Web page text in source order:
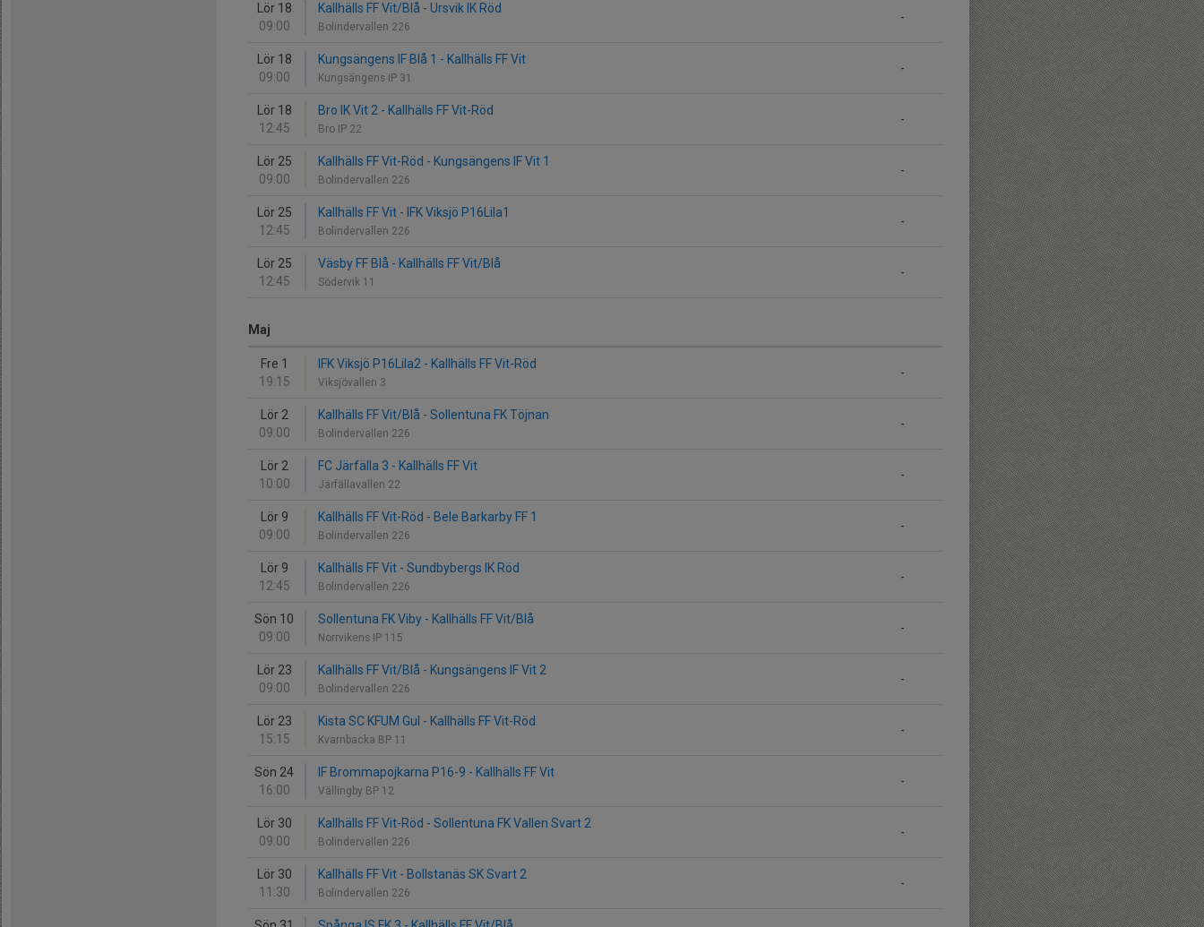
Lör 18
09:00
-
Kallhälls FF Vit/Blå - Ursvik IK Röd
Bolindervallen 226
Lör 18
09:00
-
Kungsängens IF Blå 1 - Kallhälls FF Vit
Kungsängens IP 31
Lör 18
12:45
-
Bro IK Vit 2 - Kallhälls FF Vit-Röd
Bro IP 22
Lör 25
09:00
-
Kallhälls FF Vit-Röd - Kungsängens IF Vit 1
Bolindervallen 226
Lör 25
12:45
-
Kallhälls FF Vit - IFK Viksjö P16Lila1
Bolindervallen 226
Lör 25
12:45
-
Väsby FF Blå - Kallhälls FF Vit/Blå
Södervik 11
Maj
Fre 1
19:15
-
IFK Viksjö P16Lila2 - Kallhälls FF Vit-Röd
Viksjövallen 3
Lör 2
09:00
-
Kallhälls FF Vit/Blå - Sollentuna FK Töjnan
Bolindervallen 226
Lör 2
10:00
-
FC Järfälla 3 - Kallhälls FF Vit
Järfällavallen 22
Lör 9
09:00
-
Kallhälls FF Vit-Röd - Bele Barkarby FF 1
Bolindervallen 226
Lör 9
12:45
-
Kallhälls FF Vit - Sundbybergs IK Röd
Bolindervallen 226
Sön 10
09:00
-
Sollentuna FK Viby - Kallhälls FF Vit/Blå
Norrvikens IP 115
Lör 23
09:00
-
Kallhälls FF Vit/Blå - Kungsängens IF Vit 2
Bolindervallen 226
Lör 23
15:15
-
Kista SC KFUM Gul - Kallhälls FF Vit-Röd
Kvarnbacka BP 11
Sön 24
16:00
-
IF Brommapojkarna P16-9 - Kallhälls FF Vit
Vällingby BP 12
Lör 30
09:00
-
Kallhälls FF Vit-Röd - Sollentuna FK Vallen Svart 2
Bolindervallen 226
Lör 30
11:30
-
Kallhälls FF Vit - Bollstanäs SK Svart 2
Bolindervallen 226